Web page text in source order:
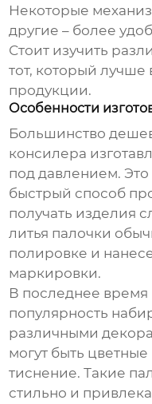
Некоторые
другие – более
Стоит изучить
тот, который лучше
продукции.
Особенности
Большинство
консилера
под давлением.
быстрый способ
получать изделия
литья палочки
полировке и
маркировки.
В последнее
популярность
различными
могут быть
тиснение. Такие
стильно и